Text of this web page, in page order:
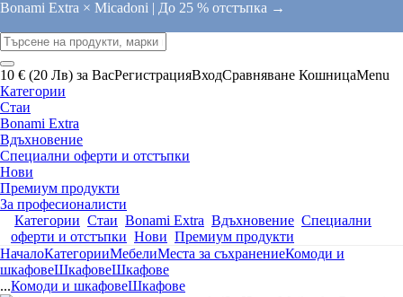
Bonami Extra × Micadoni | До 25 % отстъпка →
10 € (20 Лв) за ВасРегистрацияВходСравняване КошницаMenu
Категории
Стаи
Bonami Extra
Вдъхновение
Специални оферти и отстъпки
Нови
Премиум продукти
За професионалисти
Категории Стаи Bonami Extra Вдъхновение Специални
оферти и отстъпки Нови Премиум продукти
НачалоКатегорииМебелиМеста за съхранениеКомоди и
шкафовеШкафовеШкафове
...Комоди и шкафовеШкафове